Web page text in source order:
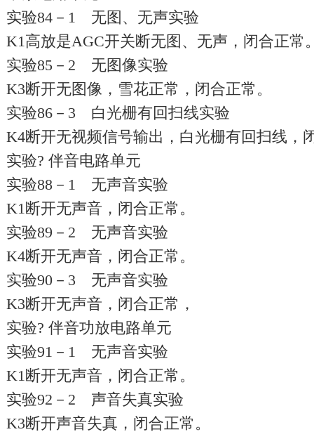
实验84－1 无图、无声实验
K1高放是AGC开关断无图、无声，闭合正常
实验85－2 无图像实验
K3断开无图像，雪花正常，闭合正常。
实验86－3 白光栅有回扫线实验
K4断开无视频信号输出，白光栅有回扫线，
实验? 伴音电路单元
实验88－1 无声音实验
K1断开无声音，闭合正常。
实验89－2 无声音实验
K4断开无声音，闭合正常。
实验90－3 无声音实验
K3断开无声音，闭合正常，
实验? 伴音功放电路单元
实验91－1 无声音实验
K1断开无声音，闭合正常。
实验92－2 声音失真实验
K3断开声音失真，闭合正常。